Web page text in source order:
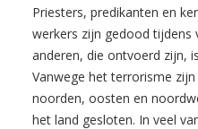
Priesters, predikanten en
werkers zijn gedood tijdens
anderen, die ontvoerd zijn,
Vanwege het terrorisme
noorden, oosten en
het land gesloten. In veel